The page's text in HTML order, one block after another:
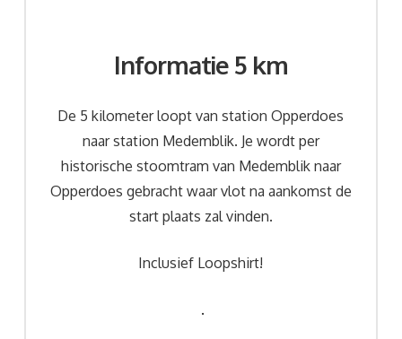
Informatie 5 km
De 5 kilometer loopt van station Opperdoes
naar station Medemblik. Je wordt per
historische stoomtram van Medemblik naar
Opperdoes gebracht waar vlot na aankomst de
start plaats zal vinden.
Inclusief Loopshirt!
.